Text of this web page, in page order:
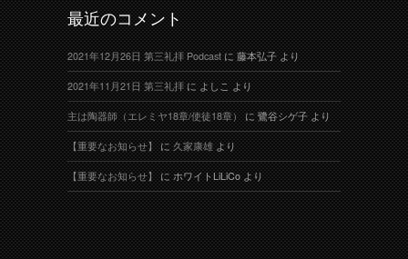
最近のコメント
2021年12月26日 第三礼拝 Podcastに藤本弘子より
2021年11月21日 第三礼拝によしこより
主は陶器師（エレミヤ18章/使徒18章）に鷺谷シゲ子より
【重要なお知らせ】に久家康雄より
【重要なお知らせ】にホワイトLiLiCoより